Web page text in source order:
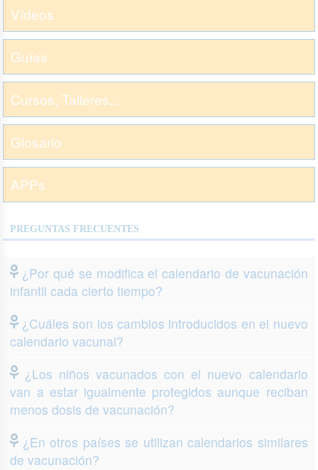
Vídeos
Guías
Cursos, Talleres...
Glosario
APPs
PREGUNTAS FRECUENTES
¿Por qué se modifica el calendario de vacunación
infantil cada cierto tiempo?
¿Cuáles son los cambios introducidos en el nuevo
calendario vacunal?
¿Los niños vacunados con el nuevo calendario
van a estar igualmente protegidos aunque reciban
menos dosis de vacunación?
¿En otros países se utilizan calendarios similares
de vacunación?